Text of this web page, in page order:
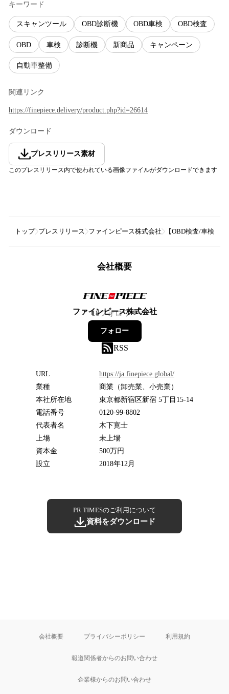
キーワード
スキャンツール OBD診断機 OBD車検 OBD検査
OBD 車検 診断機 新商品 キャンペーン
自動車整備
関連リンク
https://finepiece.delivery/product.php?id=26614
ダウンロード
プレスリリース素材
このプレスリリース内で使われている画像ファイルがダウンロードできます
トップ プレスリリース ファインピース株式会社 【OBD検査/車検開
会社概要
ファインピース株式会社
18フォロワー
フォロー
RSS
URL
https://ja.finepiece.global/
業種
商業（卸売業、小売業）
本社所在地
東京都新宿区新宿 5丁目15-14
電話番号
0120-99-8802
代表者名
木下寛士
上場
未上場
資本金
500万円
設立
2018年12月
PR TIMESのご利用について
資料をダウンロード
会社概要 プライバシーポリシー 利用規約
報道関係者からのお問い合わせ
企業様からのお問い合わせ